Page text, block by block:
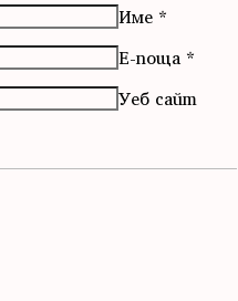
Име *
Е-поща *
Уеб сайт